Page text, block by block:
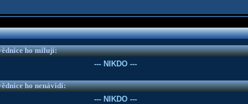
ho milují:
--- NIKDO ---
ho nenávidí:
--- NIKDO ---